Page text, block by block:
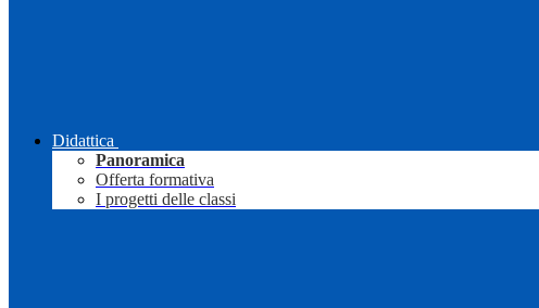
Didattica
Panoramica
Offerta formativa
I progetti delle classi